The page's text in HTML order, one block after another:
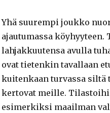
Yhä suurempi joukko
ajautumassa
lahjakkuutensa avulla
ovat tietenkin tavallaan
kuitenkaan turvassa siltä
kertovat meille.
esimerkiksi maailman